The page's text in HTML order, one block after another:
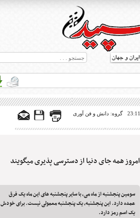
گروه: دانش و فن آوری
امروز همه جای دنیا از دسترسی پذیری میگویند
سومین پنجشنبه از ماه می، با سایر پنجشنبه های این ماه یک فرق
عمده دارد. این پنجشنبه، یک پنجشنبه معمولی نیست. برای خودش
یک اسم رمز دارد.